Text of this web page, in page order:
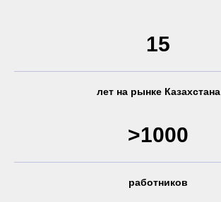
15
лет на рынке Казахстана
>1000
работников